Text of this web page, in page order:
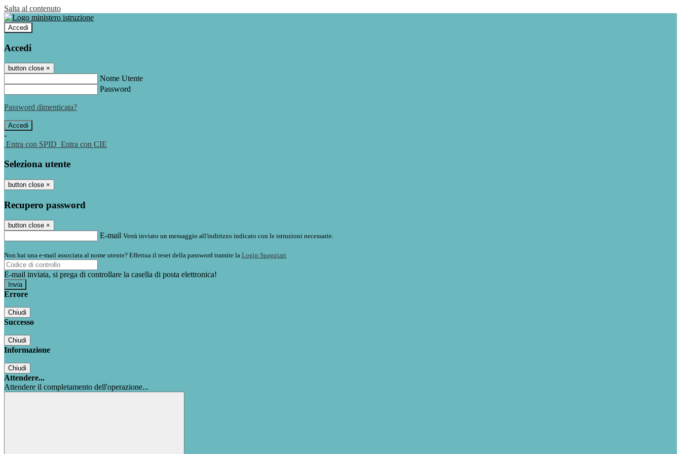
Salta al contenuto
Accedi
Accedi
button close ×
Nome Utente
Password
Password dimenticata?
-
Entra con SPID Entra con CIE
Seleziona utente
button close ×
Recupero password
button close ×
E-mail Verrà inviato un messaggio all'indirizzo indicato con le istruzioni necessarie.
Non hai una e-mail associata al nome utente? Effettua il reset della password tramite la Login Spaggiari
E-mail inviata, si prega di controllare la casella di posta elettronica!
Errore
Chiudi
Successo
Chiudi
Informazione
Chiudi
Attendere...
Attendere il completamento dell'operazione...